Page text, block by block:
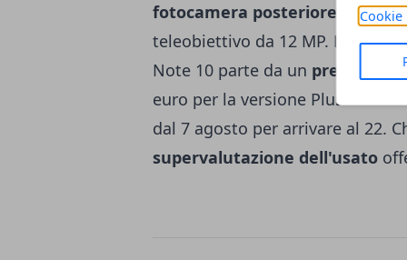
Cookie
fotocamera posteriore con
teleobiettivo da 12 MP. La
Note 10 parte da un prezzo
di
euro per la versione Plus nella
dal 7 agosto per arrivare al 22.
supervalutazione dell'usato